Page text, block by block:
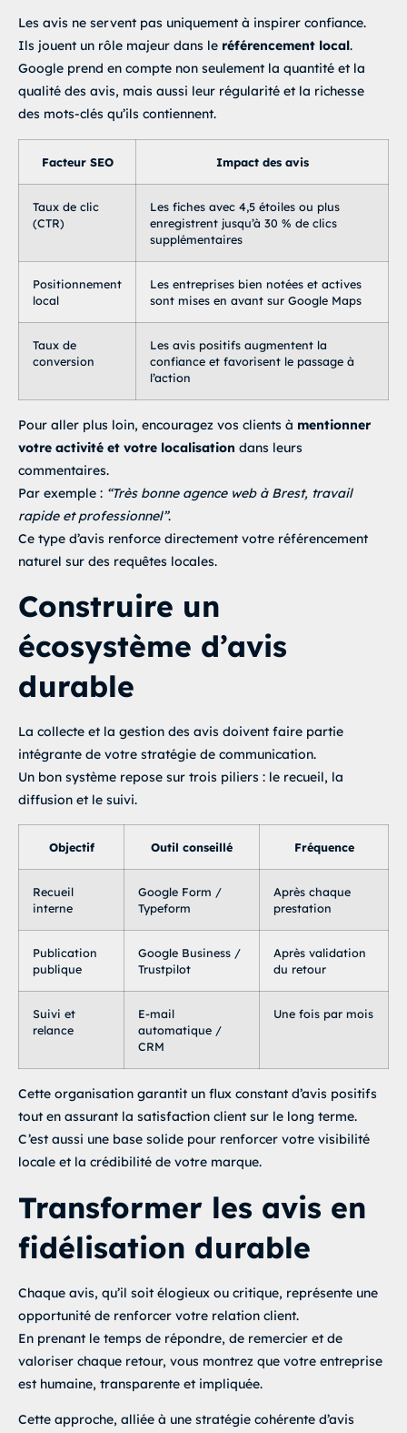
Les avis ne servent pas uniquement à inspirer confiance.
Ils jouent un rôle majeur dans le référencement local.
Google prend en compte non seulement la quantité et la
qualité des avis, mais aussi leur régularité et la richesse
des mots-clés qu’ils contiennent.
Facteur SEO Impact des avis
Taux de clic
(CTR)
Les fiches avec 4,5 étoiles ou plus
enregistrent jusqu’à 30 % de clics
supplémentaires
Positionnement
local
Les entreprises bien notées et actives
sont mises en avant sur Google Maps
Taux de
conversion
Les avis positifs augmentent la
confiance et favorisent le passage à
l’action
Pour aller plus loin, encouragez vos clients à mentionner
votre activité et votre localisation dans leurs
commentaires.
Par exemple : “Très bonne agence web à Brest, travail
rapide et professionnel”.
Ce type d’avis renforce directement votre référencement
naturel sur des requêtes locales.
Construire un
écosystème d’avis
durable
La collecte et la gestion des avis doivent faire partie
intégrante de votre stratégie de communication.
Un bon système repose sur trois piliers : le recueil, la
diffusion et le suivi.
Objectif Outil conseillé Fréquence
Recueil
interne
Google Form /
Typeform
Après chaque
prestation
Publication
publique
Google Business /
Trustpilot
Après validation
du retour
Suivi et
relance
E-mail
automatique /
CRM
Une fois par mois
Cette organisation garantit un flux constant d’avis positifs
tout en assurant la satisfaction client sur le long terme.
C’est aussi une base solide pour renforcer votre visibilité
locale et la crédibilité de votre marque.
Transformer les avis en
fidélisation durable
Chaque avis, qu’il soit élogieux ou critique, représente une
opportunité de renforcer votre relation client.
En prenant le temps de répondre, de remercier et de
valoriser chaque retour, vous montrez que votre entreprise
est humaine, transparente et impliquée.
Cette approche, alliée à une stratégie cohérente d’avis